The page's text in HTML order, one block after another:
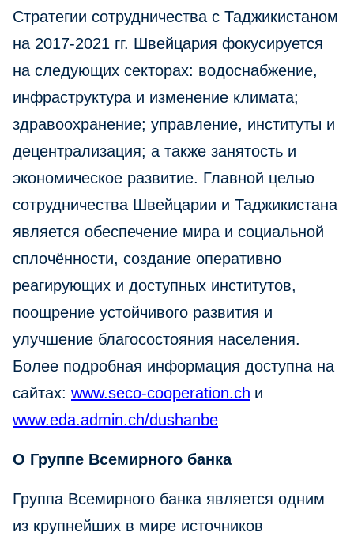
Стратегии сотрудничества с Таджикистаном
на 2017-2021 гг. Швейцария фокусируется
на следующих секторах: водоснабжение,
инфраструктура и изменение климата;
здравоохранение; управление, институты и
децентрализация; а также занятость и
экономическое развитие. Главной целью
сотрудничества Швейцарии и Таджикистана
является обеспечение мира и социальной
сплочённости, создание оперативно
реагирующих и доступных институтов,
поощрение устойчивого развития и
улучшение благосостояния населения.
Более подробная информация доступна на
сайтах: www.seco-cooperation.ch и
www.eda.admin.ch/dushanbe
О Группе Всемирного банка
Группа Всемирного банка является одним
из крупнейших в мире источников